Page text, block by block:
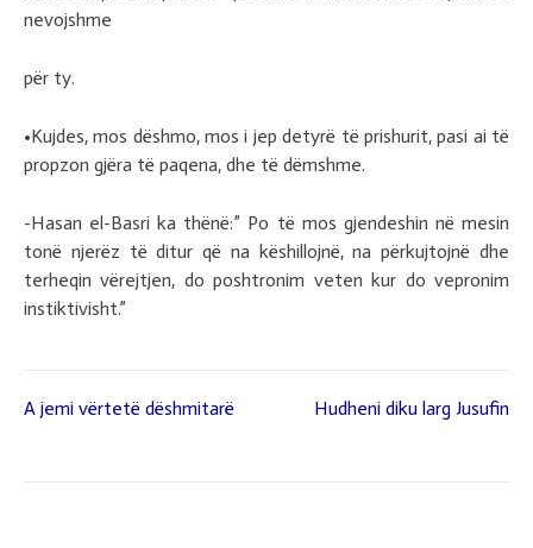
nevojshme
për ty.
•Kujdes, mos dëshmo, mos i jep detyrë të prishurit, pasi ai të
propzon gjëra të paqena, dhe të dëmshme.
-Hasan el-Basri ka thënë:” Po të mos gjendeshin në mesin
tonë njerëz të ditur që na këshillojnë, na përkujtojnë dhe
terheqin vërejtjen, do poshtronim veten kur do vepronim
instiktivisht.”
Lëvizje
A jemi vërtetë dëshmitarë Hudheni diku larg Jusufin